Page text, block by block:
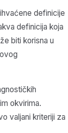
definicije
definicija koja
biti korisna u
okvirima.
valjani kriteriji za